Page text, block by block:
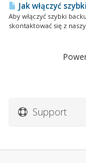
Jak włączyć
Aby włączyć szybki
skontaktować się z
Support